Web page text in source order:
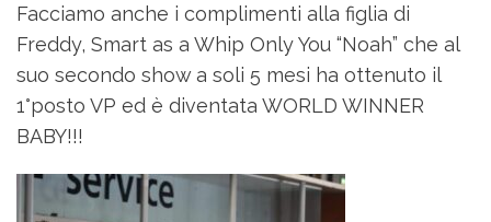
Facciamo anche i complimenti alla figlia di
Freddy, Smart as a Whip Only You “Noah” che al
suo secondo show a soli 5 mesi ha ottenuto il
1°posto VP ed è diventata WORLD WINNER
BABY!!!